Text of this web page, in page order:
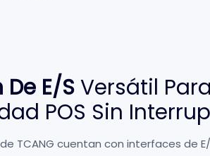
E/SVersátil
POS Sin
TCANG cuentan con interfaces de